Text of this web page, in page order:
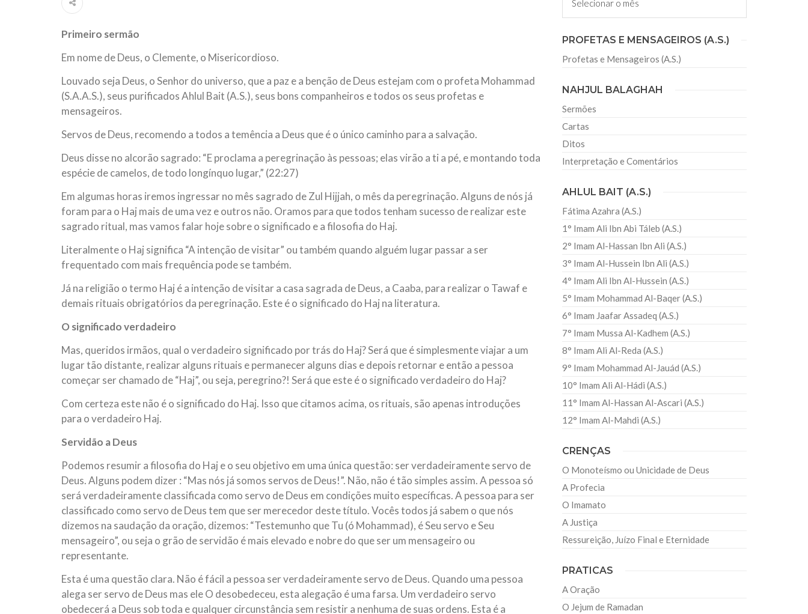
Hejrita. Desejamos a todos os irmãos e irmãs um novo
10 DE NOVEMBRO DE 2013
Em nome de Deus, o Clemente, o Misericordioso! Diante da data em que
Hussein Ibn Ali Ibn Abi Táleb (A.S.), conhecido por “Zein Al-Ábidin” (Formosura
Centro Islâmico no Brasil recebe o ex-ministro das
Relações Exteriores da República Islâmica do Irã
Na noite da quinta-feira, 03 de Abril, o Centro Islâmico no Brasil recebeu em sua
sede, em São Paulo, o ex-ministro das Relações Exteriores da República Islâmica
do Irã, Sr. Kamal Kharrazi, que encontra-se visitando
Primeiro sermão
Em nome de Deus, o Clemente, o Misericordioso.
Louvado seja Deus, o Senhor do universo, que a paz e a benção de Deus estejam com o profeta Mohammad
(S.A.A.S.), seus purificados Ahlul Bait (A.S.), seus bons companheiros e todos os seus profetas e
mensageiros.
Servos de Deus, recomendo a todos a temência a Deus que é o único caminho para a salvação.
Deus disse no alcorão sagrado: “E proclama a peregrinação às pessoas; elas virão a ti a pé, e montando toda
espécie de camelos, de todo longínquo lugar,” (22:27)
Em algumas horas iremos ingressar no mês sagrado de Zul Hijjah, o mês da peregrinação. Alguns de nós já
foram para o Haj mais de uma vez e outros não. Oramos para que todos tenham sucesso de realizar este
sagrado ritual, mas vamos falar hoje sobre o significado e a filosofia do Haj.
Literalmente o Haj significa “A intenção de visitar” ou também quando alguém lugar passar a ser
frequentado com mais frequência pode se também.
Já na religião o termo Haj é a intenção de visitar a casa sagrada de Deus, a Caaba, para realizar o Tawaf e
demais rituais obrigatórios da peregrinação. Este é o significado do Haj na literatura.
O significado verdadeiro
Mas, queridos irmãos, qual o verdadeiro significado por trás do Haj? Será que é simplesmente viajar a um
lugar tão distante, realizar alguns rituais e permanecer alguns dias e depois retornar e então a pessoa
começar ser chamado de “Haj”, ou seja, peregrino?! Será que este é o significado verdadeiro do Haj?
Com certeza este não é o significado do Haj. Isso que citamos acima, os rituais, são apenas introduções
para o verdadeiro Haj.
Servidão a Deus
Podemos resumir a filosofia do Haj e o seu objetivo em uma única questão: ser verdadeiramente servo de
Deus. Alguns podem dizer : “Mas nós já somos servos de Deus!”. Não, não é tão simples assim. A pessoa só
será verdadeiramente classificada como servo de Deus em condições muito específicas. A pessoa para ser
classificado como servo de Deus tem que ser merecedor deste título. Vocês todos já sabem o que nós
dizemos na saudação da oração, dizemos: “Testemunho que Tu (ó Mohammad), é Seu servo e Seu
mensageiro”, ou seja o grão de servidão é mais elevado e nobre do que ser um mensageiro ou
representante.
Esta é uma questão clara. Não é fácil a pessoa ser verdadeiramente servo de Deus. Quando uma pessoa
alega ser servo de Deus mas ele O desobedeceu, esta alegação é uma farsa. Um verdadeiro servo
obedecerá a Deus sob toda e qualquer circunstância sem resistir a nenhuma de suas ordens. Esta é a
PROFETAS E MENSAGEIROS (A.S.)
Profetas e Mensageiros (A.S.)
NAHJUL BALAGHAH
Sermões
Cartas
Ditos
Interpretação e Comentários
AHLUL BAIT (A.S.)
Fátima Azahra (A.S.)
1° Imam Ali Ibn Abi Táleb (A.S.)
2° Imam Al-Hassan Ibn Ali (A.S.)
3° Imam Al-Hussein Ibn Ali (A.S.)
4° Imam Ali Ibn Al-Hussein (A.S.)
5° Imam Mohammad Al-Baqer (A.S.)
6° Imam Jaafar Assadeq (A.S.)
7° Imam Mussa Al-Kadhem (A.S.)
8° Imam Ali Al-Reda (A.S.)
9° Imam Mohammad Al-Jauád (A.S.)
10° Imam Ali Al-Hádi (A.S.)
11° Imam Al-Hassan Al-Ascari (A.S.)
12° Imam Al-Mahdi (A.S.)
CRENÇAS
O Monoteísmo ou Unicidade de Deus
A Profecia
O Imamato
A Justiça
Ressureição, Juízo Final e Eternidade
PRATICAS
A Oração
O Jejum de Ramadan